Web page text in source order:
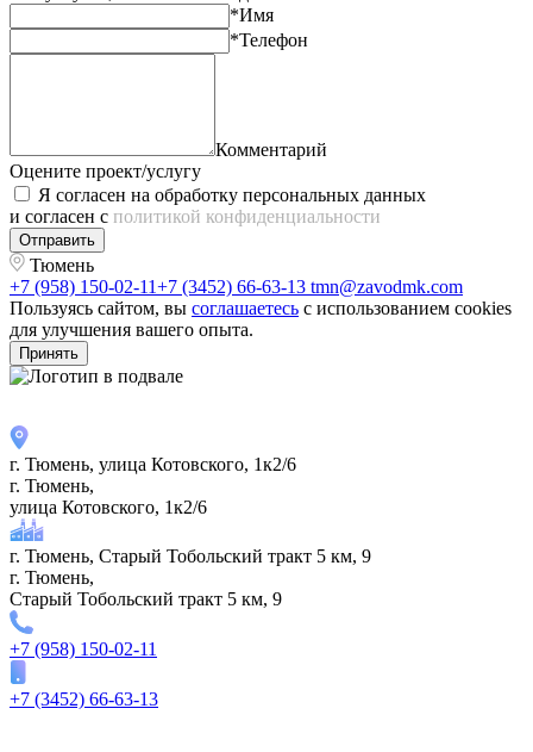
*Имя
*Телефон
Комментарий
Оцените проект/услугу
Я согласен на обработку персональных данных
и согласен с политикой конфиденциальности
Отправить
Тюмень
+7 (958) 150-02-11+7 (3452) 66-63-13 tmn@zavodmk.com
Пользуясь сайтом, вы соглашаетесь с использованием cookies
для улучшения вашего опыта.
Принять
г. Тюмень, улица Котовского, 1к2/6
г. Тюмень,
улица Котовского, 1к2/6
г. Тюмень, Старый Тобольский тракт 5 км, 9
г. Тюмень,
Старый Тобольский тракт 5 км, 9
+7 (958) 150-02-11
+7 (3452) 66-63-13